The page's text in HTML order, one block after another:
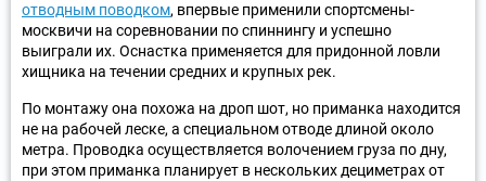
отводным поводком, впервые применили спортсмены-
москвичи на соревновании по спиннингу и успешно
выиграли их. Оснастка применяется для придонной ловли
хищника на течении средних и крупных рек.
По монтажу она похожа на дроп шот, но приманка находится
не на рабочей леске, а специальном отводе длиной около
метра. Проводка осуществляется волочением груза по дну,
при этом приманка планирует в нескольких дециметрах от